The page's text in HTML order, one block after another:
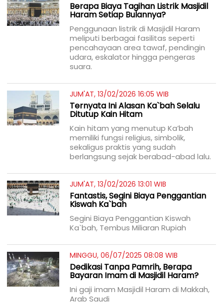
Berapa Biaya Tagihan Listrik Masjidil
Haram Setiap Bulannya?
Penggunaan listrik di Masjidil Haram
meliputi berbagai fasilitas seperti
pencahayaan area tawaf, pendingin
udara, eskalator hingga pengeras
suara.
JUM'AT, 13/02/2026 16:05 WIB
Ternyata Ini Alasan Ka`bah Selalu
Ditutup Kain Hitam
Kain hitam yang menutup Ka’bah
memiliki fungsi religius, simbolik,
sekaligus praktis yang sudah
berlangsung sejak berabad-abad lalu.
JUM'AT, 13/02/2026 13:01 WIB
Fantastis, Segini Biaya Penggantian
Kiswah Ka`bah
Segini Biaya Penggantian Kiswah
Ka`bah, Tembus Miliaran Rupiah
MINGGU, 06/07/2025 08:08 WIB
Dedikasi Tanpa Pamrih, Berapa
Bayaran Imam di Masjidil Haram?
Ini gaji imam Masjidil Haram di Makkah,
Arab Saudi